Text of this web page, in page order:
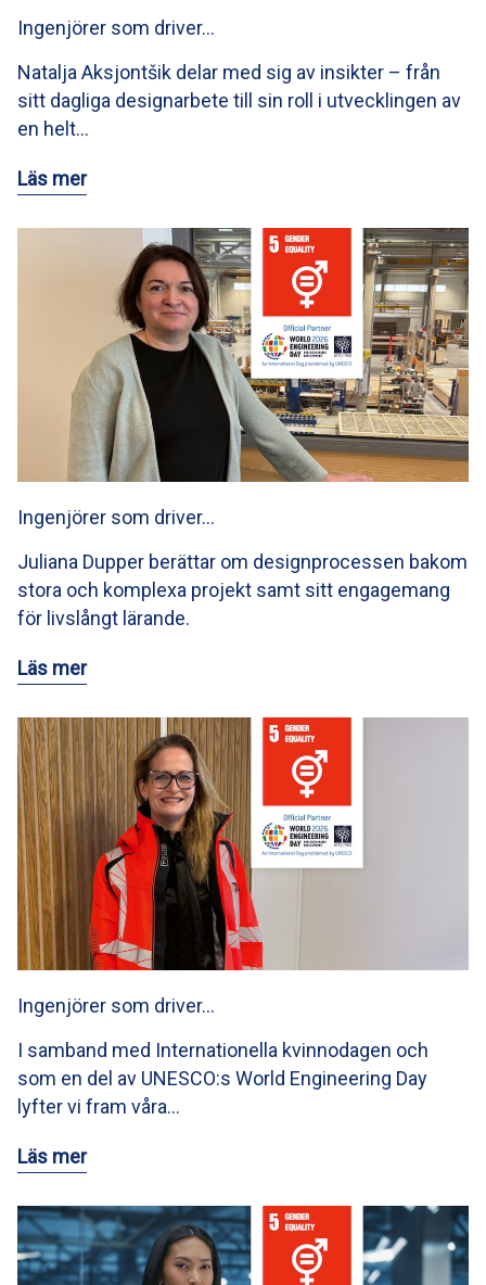
Ingenjörer som driver…
Natalja Aksjontšik delar med sig av insikter – från
sitt dagliga designarbete till sin roll i utvecklingen av
en helt…
Läs mer
Ingenjörer som driver…
Juliana Dupper berättar om designprocessen bakom
stora och komplexa projekt samt sitt engagemang
för livslångt lärande.
Läs mer
Ingenjörer som driver…
I samband med Internationella kvinnodagen och
som en del av UNESCO:s World Engineering Day
lyfter vi fram våra…
Läs mer